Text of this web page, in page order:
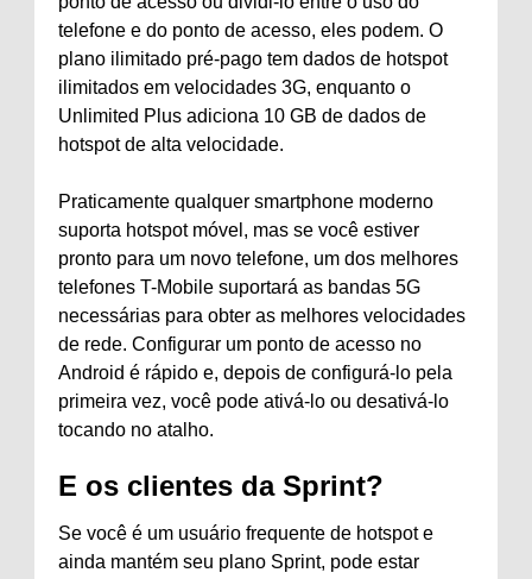
telefone e do ponto de acesso, eles podem. O
plano ilimitado pré-pago tem dados de hotspot
ilimitados em velocidades 3G, enquanto o
Unlimited Plus adiciona 10 GB de dados de
hotspot de alta velocidade.
Praticamente qualquer smartphone moderno
suporta hotspot móvel, mas se você estiver
pronto para um novo telefone, um dos melhores
telefones T-Mobile suportará as bandas 5G
necessárias para obter as melhores velocidades
de rede. Configurar um ponto de acesso no
Android é rápido e, depois de configurá-lo pela
primeira vez, você pode ativá-lo ou desativá-lo
tocando no atalho.
E os clientes da Sprint?
Se você é um usuário frequente de hotspot e
ainda mantém seu plano Sprint, pode estar